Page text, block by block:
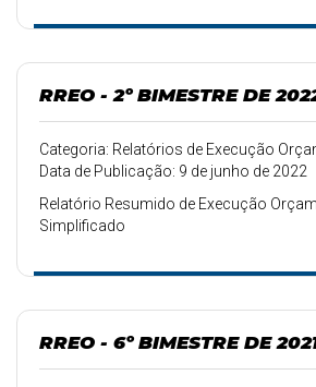
RREO - 2º BIMESTRE DE
Categoria: Relatórios de Execução
Data de Publicação: 9 de junho de 2022
Relatório Resumido de Execução
Simplificado
RREO - 6º BIMESTRE DE